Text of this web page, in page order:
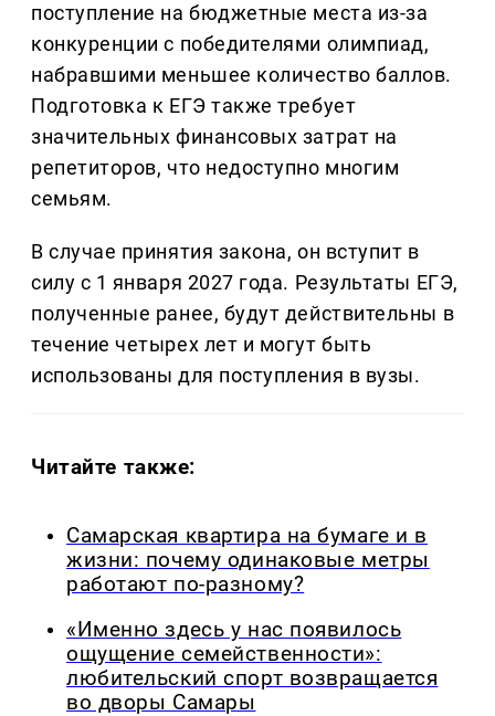
поступление на бюджетные места из-за
конкуренции с победителями олимпиад,
набравшими меньшее количество баллов.
Подготовка к ЕГЭ также требует
значительных финансовых затрат на
репетиторов, что недоступно многим
семьям.
В случае принятия закона, он вступит в
силу с 1 января 2027 года. Результаты ЕГЭ,
полученные ранее, будут действительны в
течение четырех лет и могут быть
использованы для поступления в вузы.
Читайте также:
Самарская квартира на бумаге и в
жизни: почему одинаковые метры
работают по-разному?
«Именно здесь у нас появилось
ощущение семейственности»:
любительский спорт возвращается
во дворы Самары